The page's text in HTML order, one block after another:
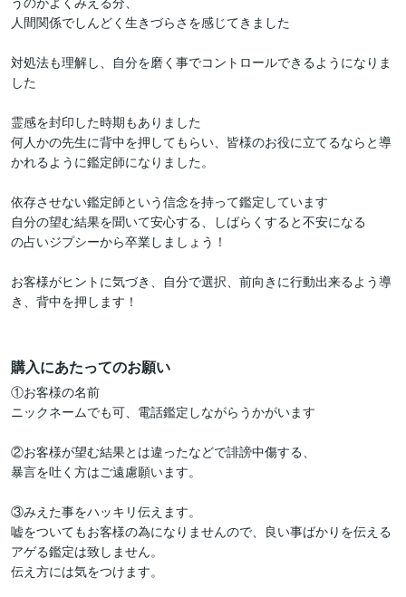
人間関係でしんどく生きづらさを感じてきました
対処法も理解し、自分を磨く事でコントロールできるようになりま
した
霊感を封印した時期もありました
何人かの先生に背中を押してもらい、皆様のお役に立てるならと導
かれるように鑑定師になりました。
依存させない鑑定師という信念を持って鑑定しています
自分の望む結果を聞いて安心する、しばらくすると不安になる
の占いジプシーから卒業しましょう！
お客様がヒントに気づき、自分で選択、前向きに行動出来るよう導
き、背中を押します！
購入にあたってのお願い
①お客様の名前
ニックネームでも可、電話鑑定しながらうかがいます
②お客様が望む結果とは違ったなどで誹謗中傷する、
暴言を吐く方はご遠慮願います。
③みえた事をハッキリ伝えます。
嘘をついてもお客様の為になりませんので、良い事ばかりを伝える
アゲる鑑定は致しません。
伝え方には気をつけます。